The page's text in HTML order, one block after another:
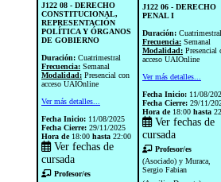
J122 08 - DERECHO
CONSTITUCIONAL,
REPRESENTACIÓN
POLÍTICA Y ÓRGANOS
DE GOBIERNO
Duración: Cuatrimestral
Frecuencia: Semanal
Modalidad: Presencial con
acceso UAIOnline
Ver más detalles...
Fecha Inicio: 11/08/2025
Fecha Cierre: 29/11/2025
Hora de18:00 hasta 22:00
Ver fechas de
cursada
Profesor/es
J122 06 - DERECHO
PENAL I
Duración: Cuatrimestral
Frecuencia: Semanal
Modalidad: Presencial
acceso UAIOnline
Ver más detalles...
Fecha Inicio: 11/08/
Fecha Cierre: 29/11/
Hora de18:00 hasta
Ver fechas de
cursada
Profesor/es
(Asociado) y Muraca,
Sergio Fabian